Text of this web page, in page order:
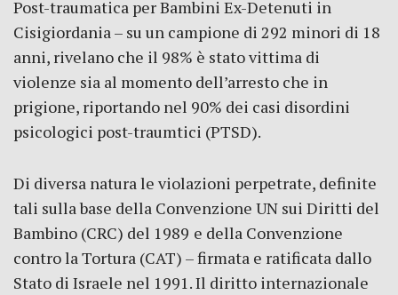
Post-traumatica per Bambini Ex-Detenuti in
Cisigiordania – su un campione di 292 minori di 18
anni, rivelano che il 98% è stato vittima di
violenze sia al momento dell’arresto che in
prigione, riportando nel 90% dei casi disordini
psicologici post-traumtici (PTSD).
Di diversa natura le violazioni perpetrate, definite
tali sulla base della Convenzione UN sui Diritti del
Bambino (CRC) del 1989 e della Convenzione
contro la Tortura (CAT) – firmata e ratificata dallo
Stato di Israele nel 1991. Il diritto internazionale